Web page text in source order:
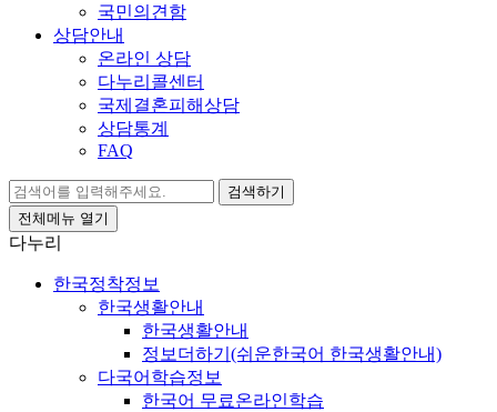
국민의견함
상담안내
온라인 상담
다누리콜센터
국제결혼피해상담
상담통계
FAQ
검색하기
전체메뉴 열기
다누리
한국정착정보
한국생활안내
한국생활안내
정보더하기(쉬운한국어 한국생활안내)
다국어학습정보
한국어 무료온라인학습